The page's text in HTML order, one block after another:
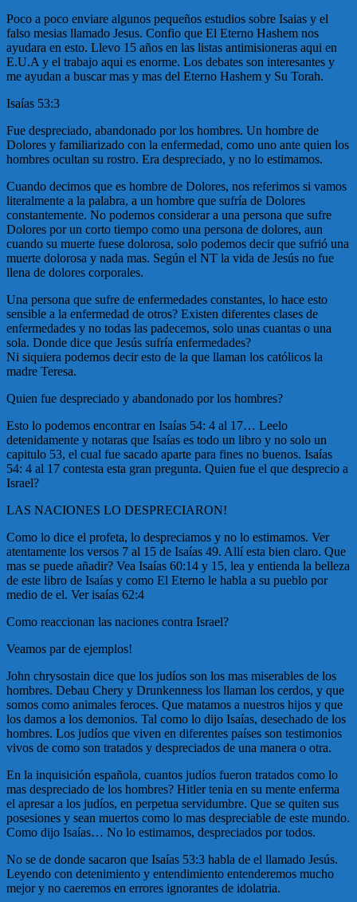
Poco a poco enviare algunos pequeños estudios sobre Isaias y el
falso mesias llamado Jesus. Confio que El Eterno Hashem nos
ayudara en esto. Llevo 15 años en las listas antimisioneras aqui en
E.U.A y el trabajo aqui es enorme. Los debates son interesantes y
me ayudan a buscar mas y mas del Eterno Hashem y Su Torah.
Isaías 53:3
Fue despreciado, abandonado por los hombres. Un hombre de
Dolores y familiarizado con la enfermedad, como uno ante quien los
hombres ocultan su rostro. Era despreciado, y no lo estimamos.
Cuando decimos que es hombre de Dolores, nos referimos si vamos
literalmente a la palabra, a un hombre que sufría de Dolores
constantemente. No podemos considerar a una persona que sufre
Dolores por un corto tiempo como una persona de dolores, aun
cuando su muerte fuese dolorosa, solo podemos decir que sufrió una
muerte dolorosa y nada mas. Según el NT la vida de Jesús no fue
llena de dolores corporales.
Una persona que sufre de enfermedades constantes, lo hace esto
sensible a la enfermedad de otros? Existen diferentes clases de
enfermedades y no todas las padecemos, solo unas cuantas o una
sola. Donde dice que Jesús sufría enfermedades?
Ni siquiera podemos decir esto de la que llaman los católicos la
madre Teresa.
Quien fue despreciado y abandonado por los hombres?
Esto lo podemos encontrar en Isaías 54: 4 al 17… Leelo
detenidamente y notaras que Isaías es todo un libro y no solo un
capitulo 53, el cual fue sacado aparte para fines no buenos. Isaías
54: 4 al 17 contesta esta gran pregunta. Quien fue el que desprecio a
Israel?
LAS NACIONES LO DESPRECIARON!
Como lo dice el profeta, lo despreciamos y no lo estimamos. Ver
atentamente los versos 7 al 15 de Isaías 49. Allí esta bien claro. Que
mas se puede añadir? Vea Isaías 60:14 y 15, lea y entienda la belleza
de este libro de Isaías y como El Eterno le habla a su pueblo por
medio de el. Ver isaías 62:4
Como reaccionan las naciones contra Israel?
Veamos par de ejemplos!
John chrysostain dice que los judíos son los mas miserables de los
hombres. Debau Chery y Drunkenness los llaman los cerdos, y que
somos como animales feroces. Que matamos a nuestros hijos y que
los damos a los demonios. Tal como lo dijo Isaías, desechado de los
hombres. Los judíos que viven en diferentes países son testimonios
vivos de como son tratados y despreciados de una manera o otra.
En la inquisición española, cuantos judíos fueron tratados como lo
mas despreciado de los hombres? Hitler tenia en su mente enferma
el apresar a los judíos, en perpetua servidumbre. Que se quiten sus
posesiones y sean muertos como lo mas despreciable de este mundo.
Como dijo Isaías… No lo estimamos, despreciados por todos.
No se de donde sacaron que Isaías 53:3 habla de el llamado Jesús.
Leyendo con detenimiento y entendimiento entenderemos mucho
mejor y no caeremos en errores ignorantes de idolatria.